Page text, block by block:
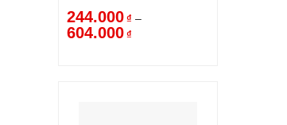
244.000 ₫ –
604.000 ₫